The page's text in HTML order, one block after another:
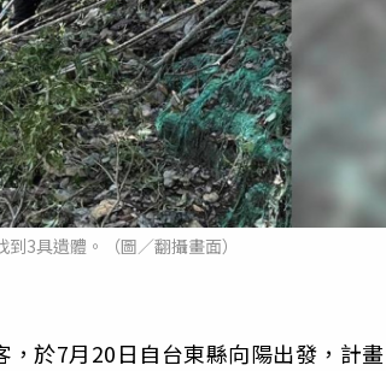
3具遺體。（圖／翻攝畫面）
於7月20日自台東縣向陽出發，計畫